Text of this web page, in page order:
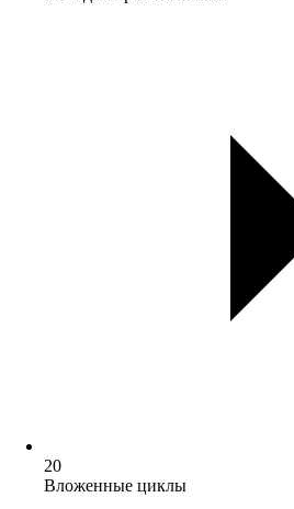
20
Вложенные циклы